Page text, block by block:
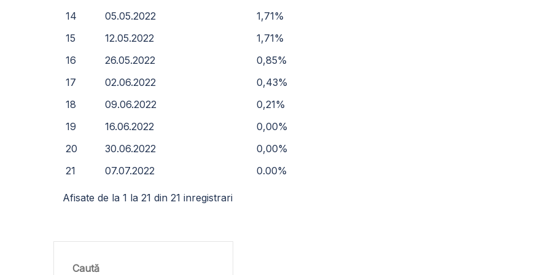
14
05.05.2022
1,71%
15
12.05.2022
1,71%
16
26.05.2022
0,85%
17
02.06.2022
0,43%
18
09.06.2022
0,21%
19
16.06.2022
0,00%
20
30.06.2022
0,00%
21
07.07.2022 0.00%
Afisate de la 1 la 21 din 21 inregistrari
Caută